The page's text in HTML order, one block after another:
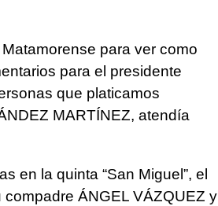
para ver como
para el presidente
que platicamos
MARTÍNEZ, atendía
en la quinta “San Miguel”, el
ÁNGEL VÁZQUEZ y